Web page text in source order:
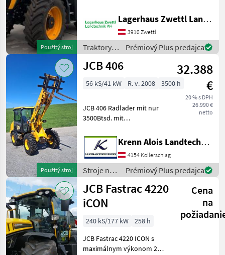
Použitý stroj
15.04.2021; Name des
Getriebes: CVT;
Hydraulische Lenkung: Ja;
Außenbedienung
Frontkraftheber: Ja; Anzahl
Lagerhaus Zwettl Landtechnik
3910 Zwettl
Traktory /
JCB
Prémiový Plus predajca
Použitý stroj
JCB 406
32.388
€
20 % s DPH
26.990 €
netto
56 kS/41 kW R. v. 2008 3500 h
JCB 406 Radlader mit nur
3500Btsd. mit
neuer Service, neue Reifen,
DEUTZ- Motor 4Zyl. ohne
Abgasnachbehandlung.
Palivo: , hydrostatický ,
hydr
Krenn Alois Landtechnik GmbH
4154 Kollerschlag
Stroje na
stavbu /
JCB
Prémiový Plus predajca
JCB Fastrac 4220
iCON
Cena
na
240 kS/177 kW
258 h
JCB Fastrac 4220 ICON s
maximálnym výkonom 240